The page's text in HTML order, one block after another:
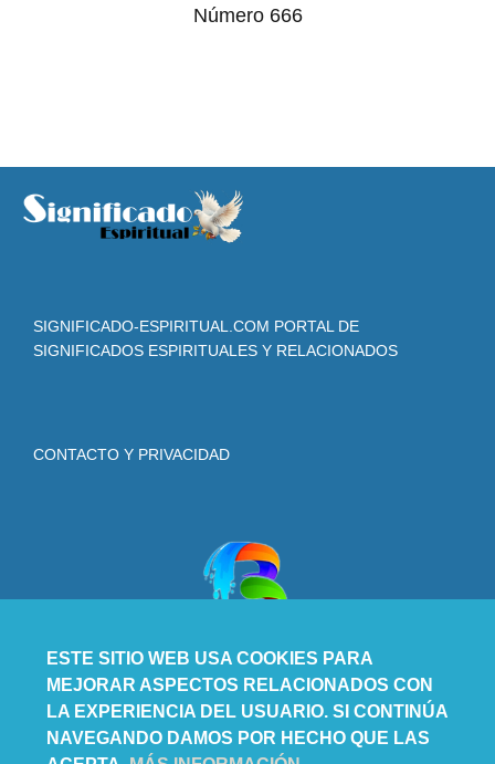
Número 666
SIGNIFICADO-ESPIRITUAL.COM PORTAL DE
SIGNIFICADOS ESPIRITUALES Y RELACIONADOS
CONTACTO Y PRIVACIDAD
ESTE SITIO WEB USA COOKIES PARA
MEJORAR ASPECTOS RELACIONADOS CON
LA EXPERIENCIA DEL USUARIO. SI CONTINÚA
NAVEGANDO DAMOS POR HECHO QUE LAS